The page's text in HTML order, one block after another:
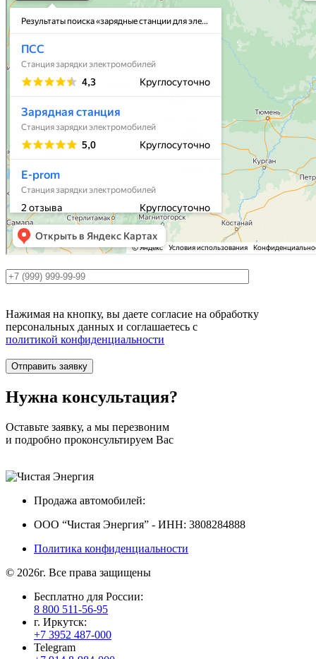
Нажимая на кнопку, вы даете согласие на обработку
персональных данных и соглашаетесь c
политикой конфиденциальности
Нужна консультация?
Оставьте заявку, а мы перезвоним
и подробно проконсультируем Вас
Продажа автомобилей:
ООО “Чистая Энергия” - ИНН: 3808284888
Политика конфиденциальности
© 2026г. Все права защищены
Бесплатно для России:
8 800 511-56-95
г. Иркутск:
+7 3952 487-000
Telegram